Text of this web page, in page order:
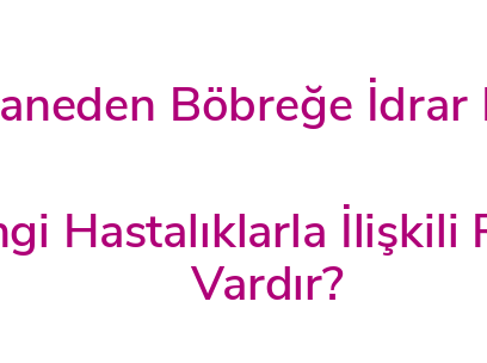
Böbreğe İdrar
Hastalıklarla İlişkili
Vardır?